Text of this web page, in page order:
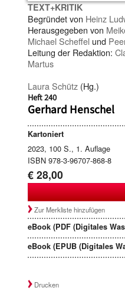
TEXT+KRITIK
Begründet von Heinz
Herausgegeben von
Michael Scheffel und
Leitung der Redaktion:
Martus
Laura Schütz (Hg.)
Heft 240
Gerhard Henschel
Kartoniert
2023, 100 S., 1. Auflage
ISBN 978-3-96707-868-8
€ 28,00
Zur Merkliste hinzufügen
eBook (PDF (Digitales
eBook (EPUB (Digitales
Drucken